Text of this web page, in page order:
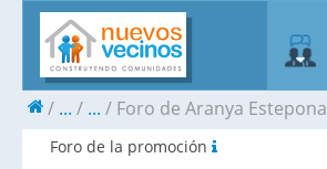
... ... Foro de Aranya Estepona
Foro de la promoción